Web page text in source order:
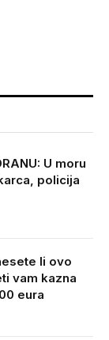
U moru
policija
li ovo
vam kazna
eura